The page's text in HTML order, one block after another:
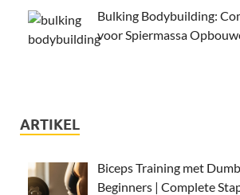
Bulking Bodybuilding:
voor Spiermassa
ARTIKEL
Biceps Training met
Beginners | Complete